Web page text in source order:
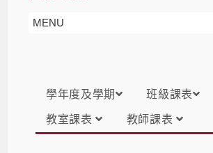
MENU
學年度及學期 班級課表
教室課表 教師課表